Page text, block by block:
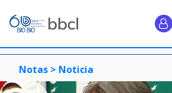
Notas > Noticia